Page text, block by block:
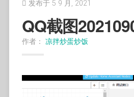
发布于 5 9 月, 2021
QQ截图
作者： 凉拌炒蛋炒饭